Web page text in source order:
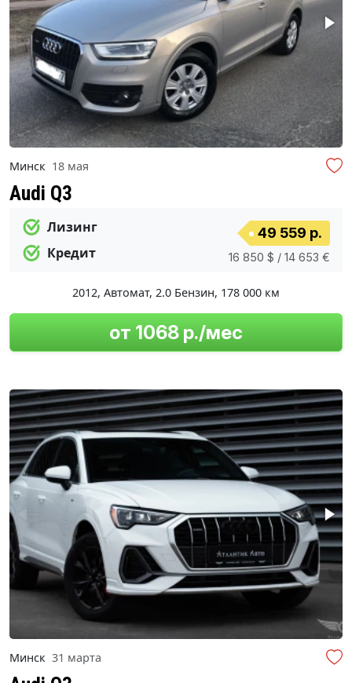
Минск 18 мая
Audi Q3
Лизинг
Кредит
49 559 р.
16 850 $ / 14 653 €
2012, Автомат, 2.0 Бензин, 178 000 км
от 1068 р./мес
Минск 31 марта